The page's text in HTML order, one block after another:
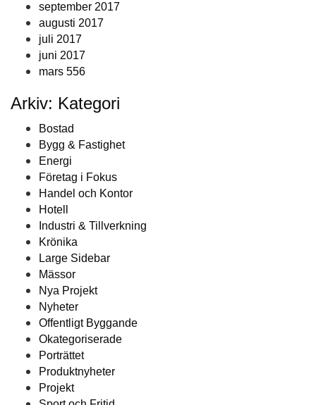
september 2017
augusti 2017
juli 2017
juni 2017
mars 556
Arkiv: Kategori
Bostad
Bygg & Fastighet
Energi
Företag i Fokus
Handel och Kontor
Hotell
Industri & Tillverkning
Krönika
Large Sidebar
Mässor
Nya Projekt
Nyheter
Offentligt Byggande
Okategoriserade
Porträttet
Produktnyheter
Projekt